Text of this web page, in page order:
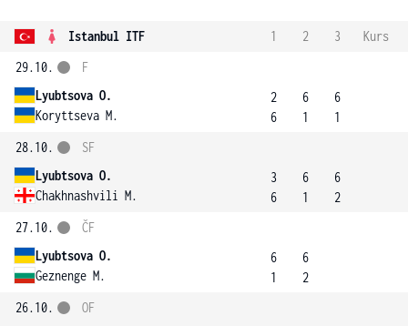
Istanbul ITF 1 2 3
Kurs
29.10.
Lyubtsova O.
Koryttseva M.
F
2
6
6
1
6
1
28.10.
Lyubtsova O.
Chakhnashvili M.
SF
3
6
6
1
6
2
27.10.
Lyubtsova O.
Geznenge M.
ČF
6
1
6
2
26.10.
OF